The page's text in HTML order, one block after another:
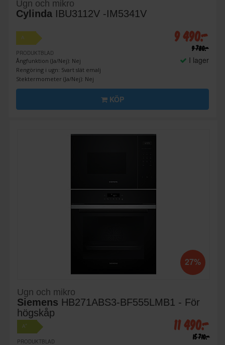
Ugn och mikro
Cylinda IBU3112V -IM5341V
A
PRODUKTBLAD
Ångfunktion (Ja/Nej): Nej
Rengöring i ugn: Svart slät emalj
Stektermometer (Ja/Nej): Nej
9 490:-
9 780:-
I lager
KÖP
27%
Ugn och mikro
Siemens HB271ABS3-BF555LMB1 - För
högskåp
A+
PRODUKTBLAD
11 490:-
15 710:-